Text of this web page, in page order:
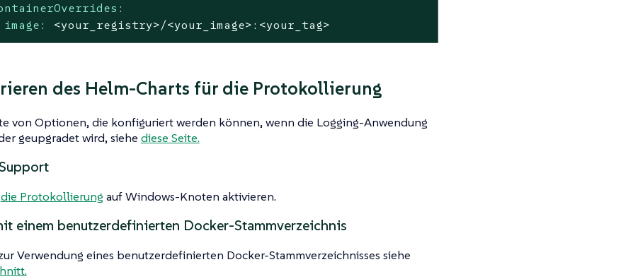
image:
<your_registry>/<your_image>:<your_tag>
des Helm-Charts für die Protokollierung
von Optionen, die konfiguriert werden können, wenn die Logging-Anwendung
geupgradet wird, siehe diese Seite.
die Protokollierung auf Windows-Knoten aktivieren.
einem benutzerdefinierten Docker-Stammverzeichnis
Verwendung eines benutzerdefinierten Docker-Stammverzeichnisses siehe